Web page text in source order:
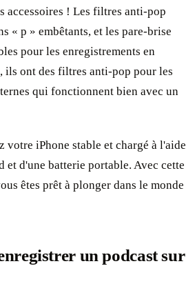
accessoires ! Les filtres anti-pop
« p » embêtants, et les pare-brise
pour les enregistrements en
ils ont des filtres anti-pop pour les
qui fonctionnent bien avec un
votre iPhone stable et chargé à l'aide
et d'une batterie portable. Avec cette
êtes prêt à plonger dans le monde
un podcast sur